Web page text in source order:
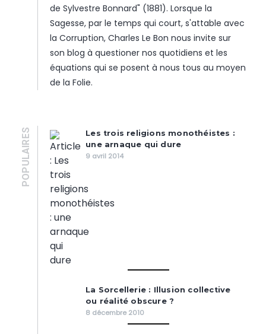
de Sylvestre Bonnard" (1881). Lorsque la
Sagesse, par le temps qui court, s'attable avec
la Corruption, Charles Le Bon nous invite sur
son blog à questioner nos quotidiens et les
équations qui se posent à nous tous au moyen
de la Folie.
POPULAIRES
Les trois religions monothéistes :
une arnaque qui dure
9 avril 2014
La Sorcellerie : Illusion collective
ou réalité obscure ?
8 décembre 2010